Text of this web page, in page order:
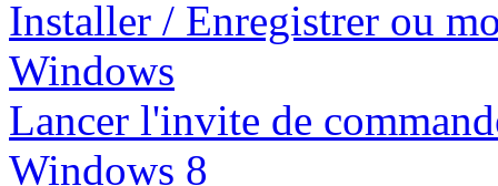
Installer / Enregistrer ou
Windows
Lancer l'invite de
Windows 8